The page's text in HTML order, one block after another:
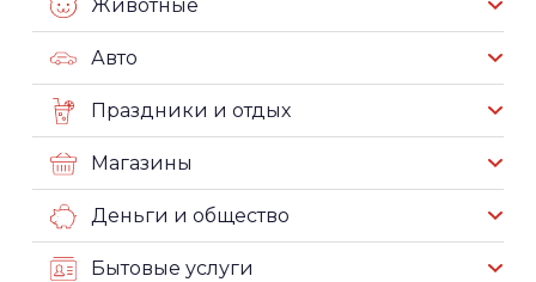
Животные
Авто
Праздники и отдых
Магазины
Деньги и общество
Бытовые услуги